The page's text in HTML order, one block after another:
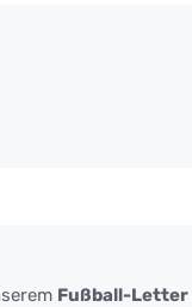
Fußball-Letter